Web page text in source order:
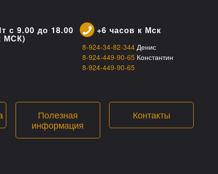
с 9.00 до 18.00
МСК)
+6 часов к Мск
8-924-34-82-344Денис
8-924-449-90-65 Константин
8-924-449-90-65
Полезная
информация
Контакты